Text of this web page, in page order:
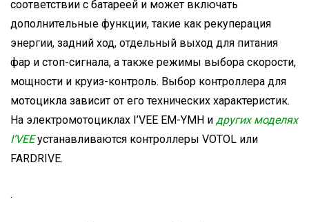
соответствии с батареей и может включать
дополнительные функции, такие как рекуперация
энергии, задний ход, отдельный выход для питания
фар и стоп-сигнала, а также режимы выбора скорости,
мощности и круиз-контроль. Выбор контроллера для
мотоцикла зависит от его технических характеристик.
На электромотоциклах I’VEE EM-YMH и других моделях
I’VEEустанавливаются контроллеры VOTOL или
FARDRIVE.
.